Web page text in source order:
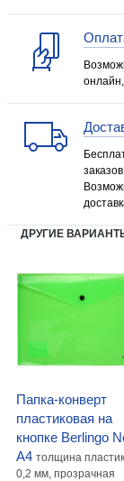
ДРУГИЕ
Папка-конверт
пластиковая на
кнопке Berlingo
А4 толщина
0,2 мм, прозрачная